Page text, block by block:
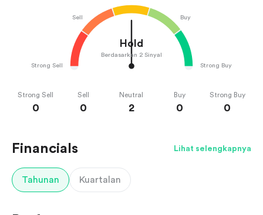
Strong Sell
Sell Buy
Strong Buy
Hold
Berdasarkan 2 Sinyal
Strong Sell
0
Sell
0
Neutral
2
Buy
0
Strong Buy
0
Financials Lihat selengkapnya
Tahunan Kuartalan